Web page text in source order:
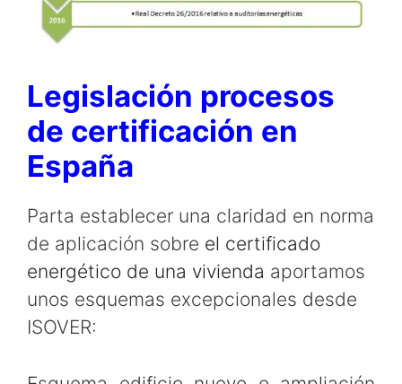
Legislación procesos
de certificación en
España
Parta establecer una claridad en norma
de aplicación sobre el certificado
energético de una vivienda aportamos
unos esquemas excepcionales desde
ISOVER: